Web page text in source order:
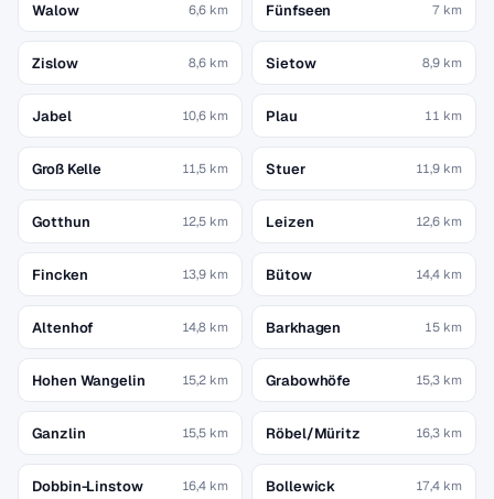
Walow 6,6 km Fünfseen 7 km
Zislow 8,6 km Sietow 8,9 km
Jabel 10,6 km Plau 11 km
Groß Kelle 11,5 km Stuer 11,9 km
Gotthun 12,5 km Leizen 12,6 km
Fincken 13,9 km Bütow 14,4 km
Altenhof 14,8 km Barkhagen 15 km
Hohen Wangelin 15,2 km Grabowhöfe 15,3 km
Ganzlin 15,5 km Röbel/Müritz 16,3 km
Dobbin-Linstow 16,4 km Bollewick 17,4 km